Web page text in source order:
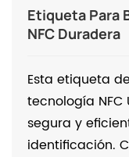
Etiqueta Para
NFC Duradera
Esta etiqueta
tecnología NFC
segura y
identificación.